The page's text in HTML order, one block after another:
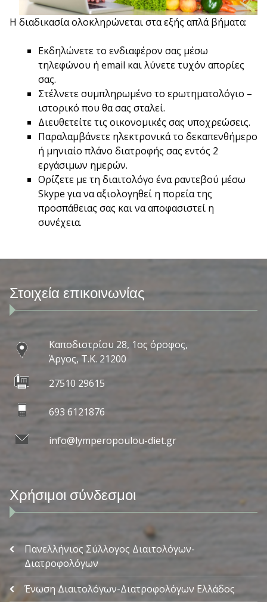
Η διαδικασία ολοκληρώνεται στα εξής απλά βήματα:
Εκδηλώνετε το ενδιαφέρον σας μέσω
τηλεφώνου ή email και λύνετε τυχόν απορίες
σας.
Στέλνετε συμπληρωμένο το ερωτηματολόγιο –
ιστορικό που θα σας σταλεί.
Διευθετείτε τις οικονομικές σας υποχρεώσεις.
Παραλαμβάνετε ηλεκτρονικά το δεκαπενθήμερο
ή μηνιαίο πλάνο διατροφής σας εντός 2
εργάσιμων ημερών.
Ορίζετε με τη διαιτολόγο ένα ραντεβού μέσω
Skype για να αξιολογηθεί η πορεία της
προσπάθειας σας και να αποφασιστεί η
συνέχεια.
Στοιχεία επικοινωνίας
Καποδιστρίου 28, 1ος όροφος,
Άργος, Τ.Κ. 21200
27510 29615
693 6121876
info@lymperopoulou-diet.gr
Χρήσιμοι σύνδεσμοι
Πανελλήνιος Σύλλογος Διαιτολόγων-
Διατροφολόγων
Ένωση Διαιτολόγων-Διατροφολόγων Ελλάδος